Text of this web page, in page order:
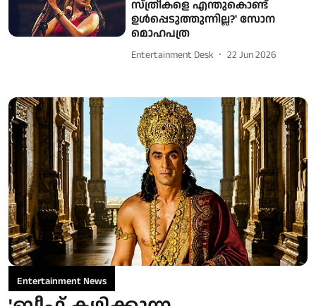
സ്ത്രീകളെ എന്തുകൊണ്ട്
ഉൾപ്പെടുത്തുന്നില്ല?' സോന
മൊഹപത്ര
Entertainment Desk 22 Jun 2026
Entertainment News